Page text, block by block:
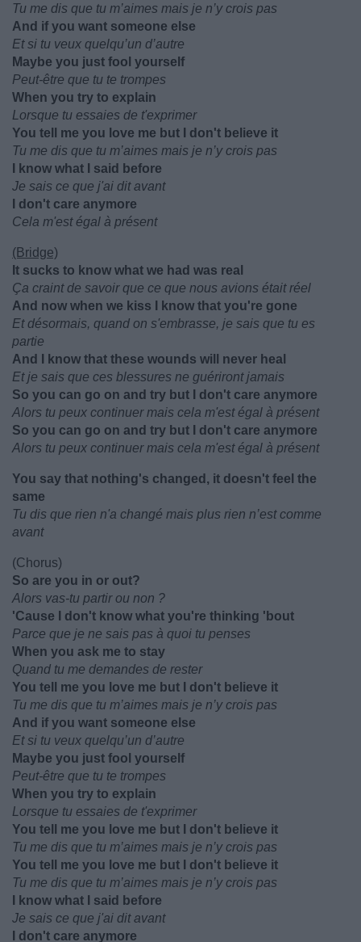
Tu me dis que tu m’aimes mais je n’y crois pas
And if you want someone else
Et si tu veux quelqu’un d’autre
Maybe you just fool yourself
Peut-être que tu te trompes
When you try to explain
Lorsque tu essaies de t'exprimer
You tell me you love me but I don't believe it
Tu me dis que tu m’aimes mais je n’y crois pas
I know what I said before
Je sais ce que j'ai dit avant
I don't care anymore
Cela m'est égal à présent
(Bridge)
It sucks to know what we had was real
Ça craint de savoir que ce que nous avions était réel
And now when we kiss I know that you're gone
Et désormais, quand on s'embrasse, je sais que tu es
partie
And I know that these wounds will never heal
Et je sais que ces blessures ne guériront jamais
So you can go on and try but I don't care anymore
Alors tu peux continuer mais cela m'est égal à présent
So you can go on and try but I don't care anymore
Alors tu peux continuer mais cela m'est égal à présent
You say that nothing's changed, it doesn't feel the
same
Tu dis que rien n'a changé mais plus rien n’est comme
avant
(Chorus)
So are you in or out?
Alors vas-tu partir ou non ?
'Cause I don't know what you're thinking 'bout
Parce que je ne sais pas à quoi tu penses
When you ask me to stay
Quand tu me demandes de rester
You tell me you love me but I don't believe it
Tu me dis que tu m’aimes mais je n’y crois pas
And if you want someone else
Et si tu veux quelqu’un d’autre
Maybe you just fool yourself
Peut-être que tu te trompes
When you try to explain
Lorsque tu essaies de t'exprimer
You tell me you love me but I don't believe it
Tu me dis que tu m’aimes mais je n’y crois pas
You tell me you love me but I don't believe it
Tu me dis que tu m’aimes mais je n’y crois pas
I know what I said before
Je sais ce que j'ai dit avant
I don't care anymore